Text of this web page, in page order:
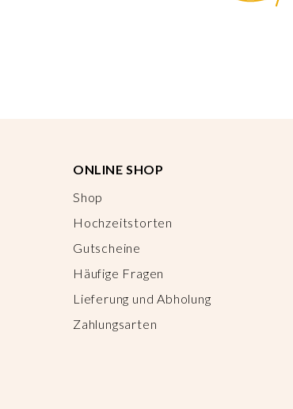
ONLINE SHOP
Shop
Hochzeitstorten
Gutscheine
Häufige Fragen
Lieferung und Abholung
Zahlungsarten